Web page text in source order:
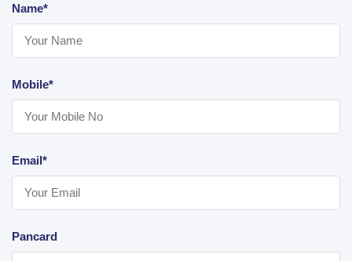
Name*
Mobile*
Email*
Pancard